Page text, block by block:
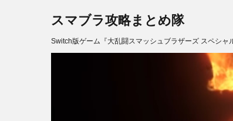
スマブラ攻略まとめ隊
Switch版ゲーム『大乱闘スマッシュブラザーズ スペシ